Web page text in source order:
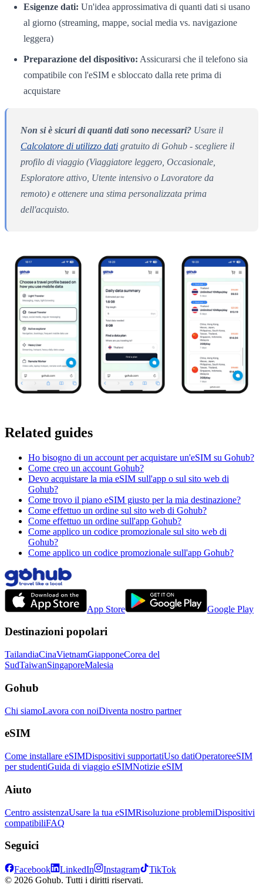
Esigenze dati: Un'idea approssimativa di quanti dati si usano
al giorno (streaming, mappe, social media vs. navigazione
leggera)
Preparazione del dispositivo: Assicurarsi che il telefono sia
compatibile con l'eSIM e sbloccato dalla rete prima di
acquistare
Non si è sicuri di quanti dati sono necessari? Usare il
Calcolatore di utilizzo dati gratuito di Gohub - scegliere il
profilo di viaggio (Viaggiatore leggero, Occasionale,
Esploratore attivo, Utente intensivo o Lavoratore da
remoto) e ottenere una stima personalizzata prima
dell'acquisto.
Related guides
Ho bisogno di un account per acquistare un'eSIM su Gohub?
Come creo un account Gohub?
Devo acquistare la mia eSIM sull'app o sul sito web di
Gohub?
Come trovo il piano eSIM giusto per la mia destinazione?
Come effettuo un ordine sul sito web di Gohub?
Come effettuo un ordine sull'app Gohub?
Come applico un codice promozionale sul sito web di
Gohub?
Come applico un codice promozionale sull'app Gohub?
App Store Google Play
Destinazioni popolari
TailandiaCinaVietnamGiapponeCorea del
SudTaiwanSingaporeMalesia
Gohub
Chi siamoLavora con noiDiventa nostro partner
eSIM
Come installare eSIMDispositivi supportatiUso datiOperatoreeSIM
per studentiGuida di viaggio eSIMNotizie eSIM
Aiuto
Centro assistenzaUsare la tua eSIMRisoluzione problemiDispositivi
compatibiliFAQ
Seguici
Facebook LinkedIn Instagram
TikTok
© 2026 Gohub. Tutti i diritti riservati.